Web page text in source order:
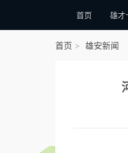
首页 雄才
首页 雄安新闻